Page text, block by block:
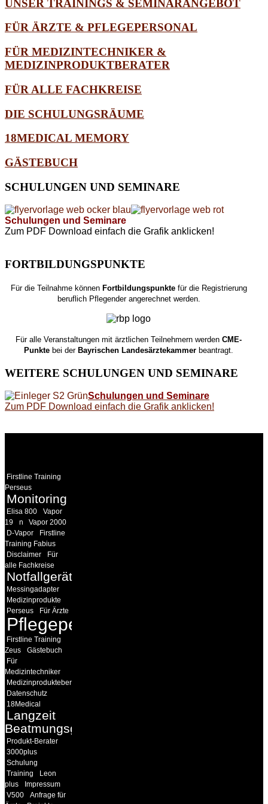
UNSER TRAININGS & SEMINARANGEBOT
FÜR ÄRZTE & PFLEGEPERSONAL
FÜR MEDIZINTECHNIKER &
MEDIZINPRODUKTBERATER
FÜR ALLE FACHKREISE
DIE SCHULUNGSRÄUME
18MEDICAL MEMORY
GÄSTEBUCH
SCHULUNGEN UND SEMINARE
Schulungen und Seminare
Zum PDF Download einfach die Grafik anklicken!
FORTBILDUNGSPUNKTE
Für die Teilnahme könnenFortbildungspunktefür die Registrierung
beruflich Pflegender angerechnet werden.
Für alle Veranstaltungen mit ärztlichen Teilnehmern werdenCME-
Punkte bei derBayrischen Landesärztekammer beantragt.
WEITERE SCHULUNGEN UND SEMINARE
Schulungen und Seminare
Zum PDF Download einfach die Grafik anklicken!
Firstline Training
Perseus
Monitoring
Elisa 800
Vapor
19
n
Vapor 2000
D-Vapor
Firstline
Training Fabius
Disclaimer
Für
alle Fachkreise
Notfallgeräte
Messingadapter
Medizinprodukte
Perseus
Für Ärzte
Pflegepersonal
Firstline Training
Zeus
Gästebuch
Für
Medizintechniker
Medizinprodukteberater
Datenschutz
18Medical
Langzeit
Beatmungsgeräte
Produkt-Berater
3000plus
Schulung
Training
Leon
plus
Impressum
V500
Anfrage für